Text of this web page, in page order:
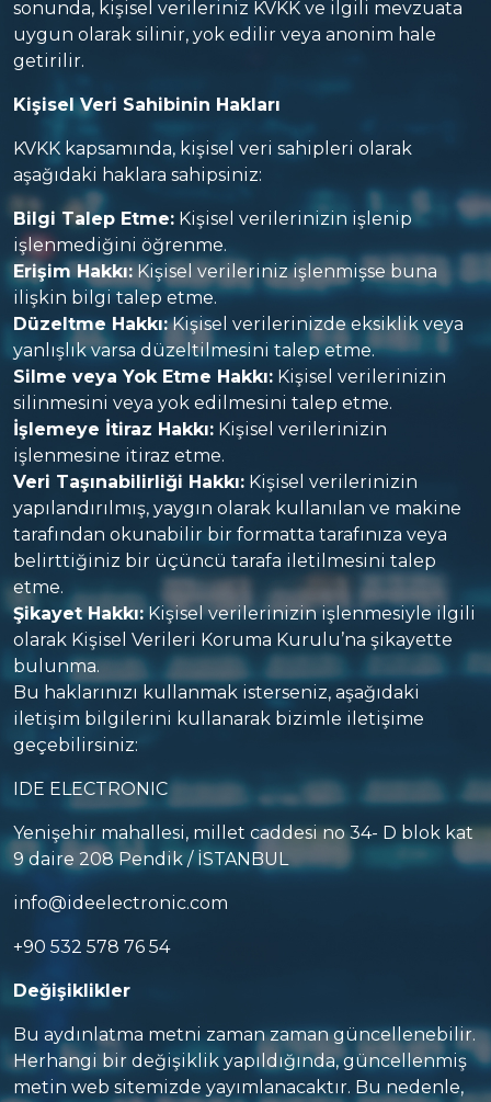
sonunda, kişisel verileriniz KVKK ve ilgili mevzuata
uygun olarak silinir, yok edilir veya anonim hale
getirilir.
Kişisel Veri Sahibinin Hakları
KVKK kapsamında, kişisel veri sahipleri olarak
aşağıdaki haklara sahipsiniz:
Bilgi Talep Etme: Kişisel verilerinizin işlenip
işlenmediğini öğrenme.
Erişim Hakkı:Kişisel verileriniz işlenmişse buna
ilişkin bilgi talep etme.
Düzeltme Hakkı:Kişisel verilerinizde eksiklik veya
yanlışlık varsa düzeltilmesini talep etme.
Silme veya Yok Etme Hakkı: Kişisel verilerinizin
silinmesini veya yok edilmesini talep etme.
İşlemeye İtiraz Hakkı: Kişisel verilerinizin
işlenmesine itiraz etme.
Veri Taşınabilirliği Hakkı: Kişisel verilerinizin
yapılandırılmış, yaygın olarak kullanılan ve makine
tarafından okunabilir bir formatta tarafınıza veya
belirttiğiniz bir üçüncü tarafa iletilmesini talep
etme.
Şikayet Hakkı:Kişisel verilerinizin işlenmesiyle ilgili
olarak Kişisel Verileri Koruma Kurulu’na şikayette
bulunma.
Bu haklarınızı kullanmak isterseniz, aşağıdaki
iletişim bilgilerini kullanarak bizimle iletişime
geçebilirsiniz:
IDE ELECTRONIC
Yenişehir mahallesi, millet caddesi no 34- D blok kat
9 daire 208 Pendik / İSTANBUL
info@ideelectronic.com
+90 532 578 76 54
Değişiklikler
Bu aydınlatma metni zaman zaman güncellenebilir.
Herhangi bir değişiklik yapıldığında, güncellenmiş
metin web sitemizde yayımlanacaktır. Bu nedenle,